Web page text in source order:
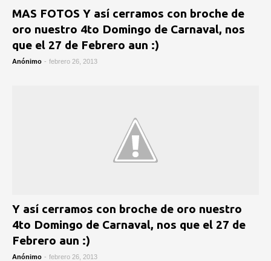
MAS FOTOS Y así cerramos con broche de
oro nuestro 4to Domingo de Carnaval, nos
que el 27 de Febrero aun :)
Anónimo - febrero 26, 2013
Y así cerramos con broche de oro nuestro
4to Domingo de Carnaval, nos que el 27 de
Febrero aun :)
Anónimo - febrero 26, 2013